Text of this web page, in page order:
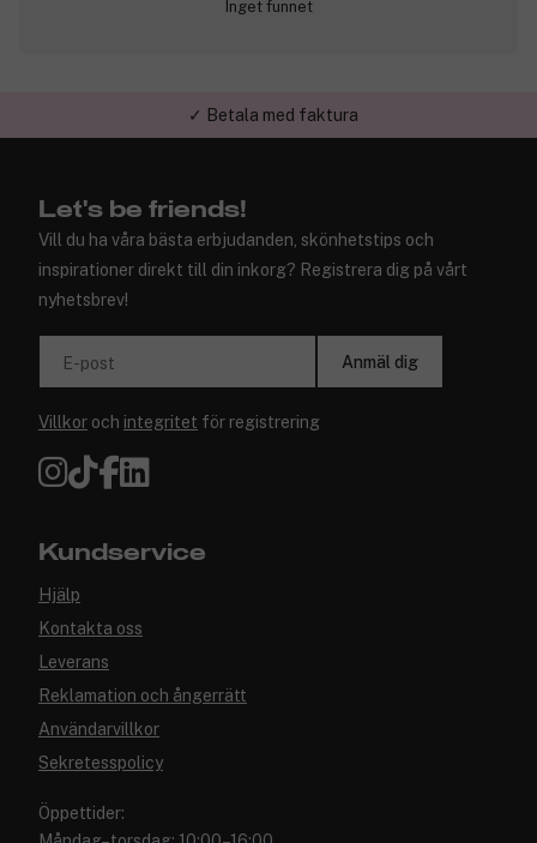
Inget funnet
✓ Trygg E-handel
Let's be friends!
Vill du ha våra bästa erbjudanden, skönhetstips och
inspirationer direkt till din inkorg? Registrera dig på vårt
nyhetsbrev!
E-post Anmäl dig
Villkor och integritet för registrering
Kundservice
Hjälp
Kontakta oss
Leverans
Reklamation och ångerrätt
Användarvillkor
Sekretesspolicy
Öppettider: